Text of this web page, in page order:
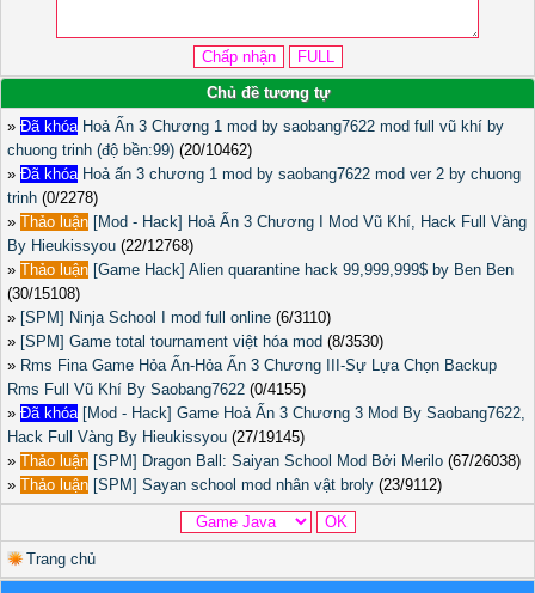
Chủ đề tương tự
» Đã khóa Hoả Ấn 3 Chương 1 mod by saobang7622 mod full vũ khí by
chuong trinh (độ bền:99) (20/10462)
» Đã khóa Hoả ấn 3 chương 1 mod by saobang7622 mod ver 2 by chuong
trinh (0/2278)
» Thảo luận [Mod - Hack] Hoả Ấn 3 Chương I Mod Vũ Khí, Hack Full Vàng
By Hieukissyou (22/12768)
» Thảo luận [Game Hack] Alien quarantine hack 99,999,999$ by Ben Ben
(30/15108)
» [SPM] Ninja School I mod full online (6/3110)
» [SPM] Game total tournament việt hóa mod (8/3530)
» Rms Fina Game Hỏa Ấn-Hỏa Ấn 3 Chương III-Sự Lựa Chọn Backup
Rms Full Vũ Khí By Saobang7622 (0/4155)
» Đã khóa [Mod - Hack] Game Hoả Ấn 3 Chương 3 Mod By Saobang7622,
Hack Full Vàng By Hieukissyou (27/19145)
» Thảo luận [SPM] Dragon Ball: Saiyan School Mod Bởi Merilo (67/26038)
» Thảo luận [SPM] Sayan school mod nhân vật broly (23/9112)
Trang chủ